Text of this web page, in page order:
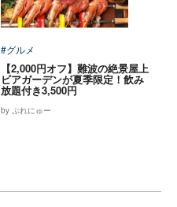
#グルメ
【2,000円オフ】難波の絶景屋上
ビアガーデンが夏季限定！飲み
放題付き3,500円
by ぷれにゅー